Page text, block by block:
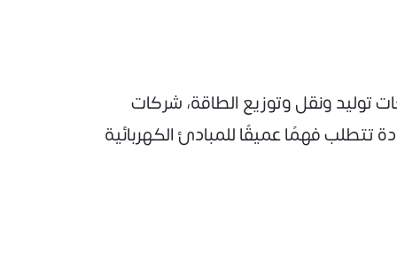
توليد ونقل وتوزيع الطاقة، شركات
تتطلب فهمًا عميقًا للمبادئ الكهربائية